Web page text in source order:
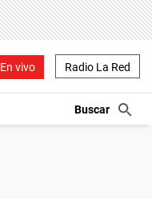
En vivo Radio La Red